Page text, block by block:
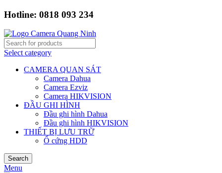
Hotline: 0818 093 234
Select category
CAMERA QUAN SÁT
Camera Dahua
Camera Ezviz
Camera HIKVISION
ĐẦU GHI HÌNH
Đầu ghi hình Dahua
Đầu ghi hình HIKVISION
THIẾT BỊ LƯU TRỮ
Ổ cứng HDD
Search
Menu